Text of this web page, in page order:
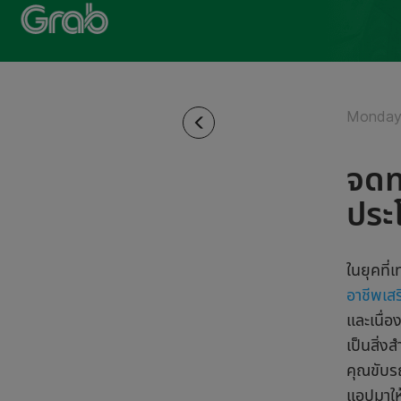
จด
ปร
ในยุคที่
อาชีพเส
และเนื่
เป็นสิ่ง
คุณขับร
แอปมา